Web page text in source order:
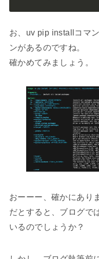
お、uv pip installコマ
ンがあるのですね。
確かめてみましょう。
おーーー、確かにあり
だとすると、ブログで
いるのでしょうか？